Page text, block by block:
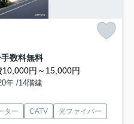
数料無料
10,000円～15,000円
年 /14階建
ター CATV
光ファイバー